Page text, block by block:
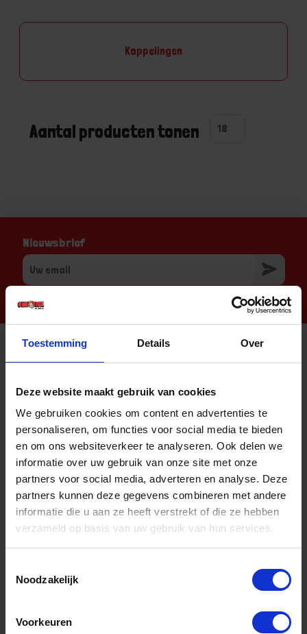
Toestemming Details Over
Deze website maakt gebruik van cookies
We gebruiken cookies om content en advertenties te
personaliseren, om functies voor social media te bieden
en om ons websiteverkeer te analyseren. Ook delen we
informatie over uw gebruik van onze site met onze
partners voor social media, adverteren en analyse. Deze
partners kunnen deze gegevens combineren met andere
informatie die u aan ze heeft verstrekt of die ze hebben
verzameld op basis van uw gebruik van hun services.
Noodzakelijk
Voorkeuren
Koppelingen
Aantal producten tonen
Nieuwsbrief
Informatie
Sitemap
Algemene voorwaarden Ome Dick
Over Ome Dick
Klachtenregeling Ome Dick
Retouren & Garantie Ome Dick
Privacyverklaring Ome Dick
Klantenservice